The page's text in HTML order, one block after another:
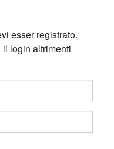
esser registrato.
login altrimenti